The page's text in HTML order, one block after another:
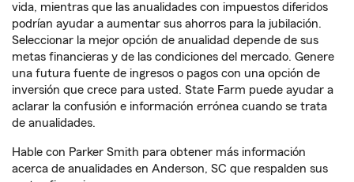
vida, mientras que las anualidades con impuestos diferidos
podrían ayudar a aumentar sus ahorros para la jubilación.
Seleccionar la mejor opción de anualidad depende de sus
metas financieras y de las condiciones del mercado. Genere
una futura fuente de ingresos o pagos con una opción de
inversión que crece para usted. State Farm puede ayudar a
aclarar la confusión e información errónea cuando se trata
de anualidades.
Hable con Parker Smith para obtener más información
acerca de anualidades en Anderson, SC que respalden sus